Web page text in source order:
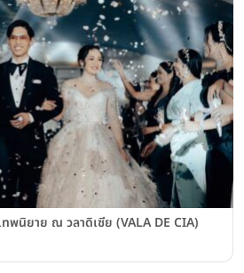
พนิยาย ณ วลาดิเซีย (VALA DE CIA)